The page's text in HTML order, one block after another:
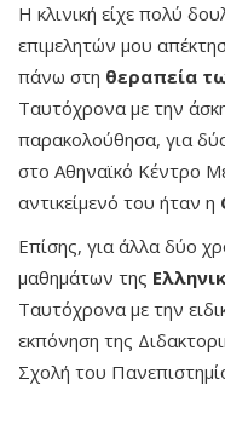
Η κλινική είχε πολύ
επιμελητών μου
πάνω στη θεραπεία
Ταυτόχρονα με την
παρακολούθησα, για
στο Αθηναϊκό Κέντρο
αντικείμενό του ήταν η
Επίσης, για άλλα δύο
μαθημάτων της
Ταυτόχρονα με την
εκπόνηση της
Σχολή του